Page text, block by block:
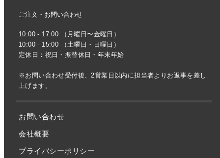
ご注文・お問い合わせ
10:00 - 17:00 （月曜日〜金曜日）
10:00 - 15:00 （土曜日・日曜日）
定休日：祝日・振替休日・年末年始
※お問い合わせ受付後、2営業日以内に担当者よりお返事を差し
上げます。
お問い合わせ
会社概要
プライバシーポリシー